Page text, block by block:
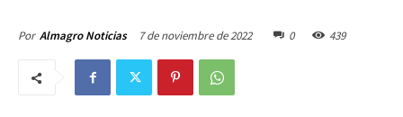
Por Almagro Noticias 7 de noviembre de 2022 0 439